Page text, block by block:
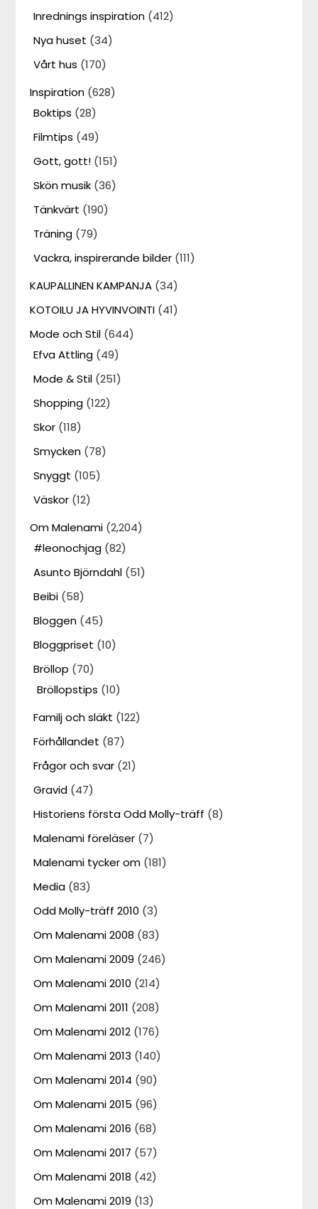
Inrednings inspiration (412)
Nya huset (34)
Vårt hus (170)
Inspiration (628)
Boktips (28)
Filmtips (49)
Gott, gott! (151)
Skön musik (36)
Tänkvärt (190)
Träning (79)
Vackra, inspirerande bilder (111)
KAUPALLINEN KAMPANJA (34)
KOTOILU JA HYVINVOINTI (41)
Mode och Stil (644)
Efva Attling (49)
Mode & Stil (251)
Shopping (122)
Skor (118)
Smycken (78)
Snyggt (105)
Väskor (12)
Om Malenami (2,204)
#leonochjag (82)
Asunto Björndahl (51)
Beibi (58)
Bloggen (45)
Bloggpriset (10)
Bröllop (70)
Bröllopstips (10)
Familj och släkt (122)
Förhållandet (87)
Frågor och svar (21)
Gravid (47)
Historiens första Odd Molly-träff (8)
Malenami föreläser (7)
Malenami tycker om (181)
Media (83)
Odd Molly-träff 2010 (3)
Om Malenami 2008 (83)
Om Malenami 2009 (246)
Om Malenami 2010 (214)
Om Malenami 2011 (208)
Om Malenami 2012 (176)
Om Malenami 2013 (140)
Om Malenami 2014 (90)
Om Malenami 2015 (96)
Om Malenami 2016 (68)
Om Malenami 2017 (57)
Om Malenami 2018 (42)
Om Malenami 2019 (13)